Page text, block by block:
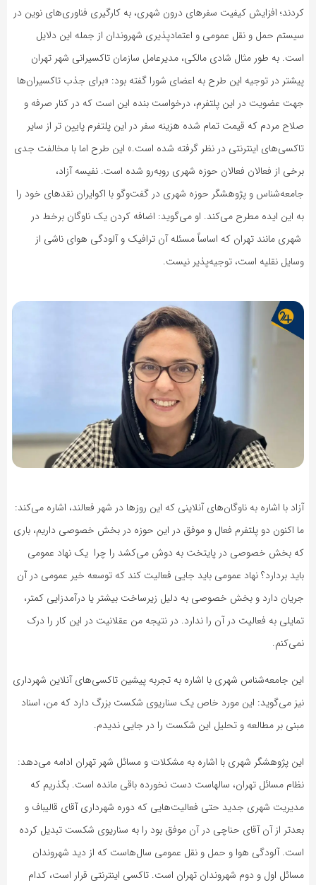
کردند؛ افزایش کیفیت سفرهای درون شهری، به کارگیری فناوری‌های نوین در
سیستم حمل و نقل عمومی و اعتمادپذیری شهروندان از جمله این دلایل
است. به طور مثال شادی مالکی، مدیرعامل سازمان تاکسیرانی شهر تهران
پیشتر در توجیه این طرح به اعضای شورا گفته بود: «برای جذب تاکسیران‌ها
جهت عضویت در این پلتفرم، درخواست بنده این است که در کنار صرفه و
صلاح مردم که قیمت تمام شده هزینه سفر در این پلتفرم پایین تر از سایر
تاکسی‌های اینترنتی در نظر گرفته شده است.» این طرح اما با مخالفت جدی
برخی از فعالان فعالان حوزه شهری روبه‌رو شده است. نفیسه آزاد،
جامعه‌شناس و پژوهشگر حوزه شهری در گفت‌وگو با اکوایران نقدهای خود را
به این ایده مطرح می‌کند. او می‌گوید: اضافه کردن یک ناوگان برخط در
شهری مانند تهران که اساساً مسئله‌ آن ترافیک و آلودگی هوای ناشی از
وسایل نقلیه است، توجیه‌پذیر نیست.
آزاد با اشاره به ناوگان‌های آنلاینی که این روزها در شهر فعالند، اشاره می‌کند:
ما اکنون دو پلتفرم فعال و موفق در این حوزه در بخش خصوصی داریم، باری
که بخش خصوصی در پایتخت به دوش می‌کشد را چرا یک نهاد عمومی
باید بردارد؟ نهاد عمومی باید جایی فعالیت کند که توسعه خیر عمومی در آن
جریان دارد و بخش خصوصی به دلیل زیرساخت بیشتر یا درآمدزایی کمتر،
تمایلی به فعالیت در آن را ندارد. در نتیجه من عقلانیت در این کار را درک
نمی‌کنم.
این جامعه‌شناس شهری با اشاره به تجربه‌ پیشین تاکسی‌های آنلاین شهرداری
نیز می‌گوید: این مورد خاص یک سناریوی شکست بزرگ دارد که من، اسناد
مبنی بر مطالعه و تحلیل این شکست را در جایی ندیدم.
این پژوهشگر شهری با اشاره به مشکلات و مسائل شهر تهران ادامه می‌دهد:
نظام مسائل تهران، سالهاست دست نخورده باقی مانده است. بگذریم که
مدیریت شهری جدید حتی فعالیت‌هایی که دوره شهرداری آقای قالیباف و
بعدتر از آن آقای حناچی در آن موفق بود را به سناریوی شکست تبدیل کرده
است. آلودگی هوا و حمل و نقل عمومی سال‌هاست که از دید شهروندان
مسائل اول و دوم شهروندان تهران است. تاکسی اینترنتی قرار است، کدام